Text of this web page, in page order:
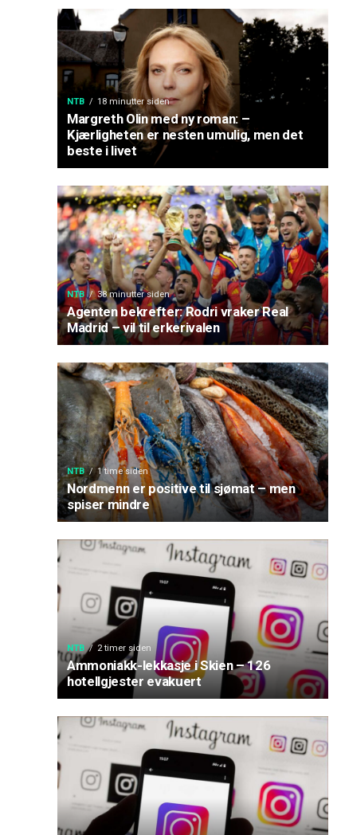
NTB 18 minutter siden
Margreth Olin med ny roman: –
Kjærligheten er nesten umulig, men det
beste i livet
NTB 38 minutter siden
Agenten bekrefter: Rodri vraker Real
Madrid – vil til erkerivalen
NTB 1 time siden
Nordmenn er positive til sjømat – men
spiser mindre
NTB 2 timer siden
Ammoniakk-lekkasje i Skien – 126
hotellgjester evakuert